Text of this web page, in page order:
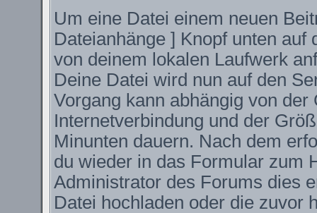
Um eine Datei einem neuen
Dateianhänge ] Knopf unten
von deinem lokalen Laufwerk
Deine Datei wird nun auf den
Vorgang kann abhängig von
Internetverbindung und der
Minunten dauern. Nach dem
du wieder in das Formular zum
Administrator des Forums dies
Datei hochladen oder die zuvor